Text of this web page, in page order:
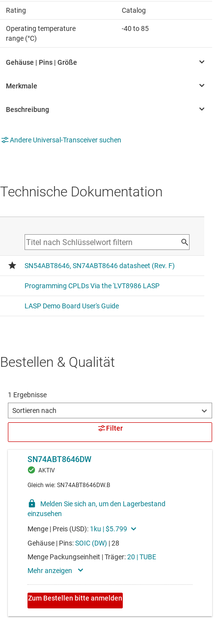
Rating Catalog
Operating temperature
range (°C)
-40 to 85
Andere Universal-Transceiver suchen
Technische Dokumentation
Bestellen & Qualität